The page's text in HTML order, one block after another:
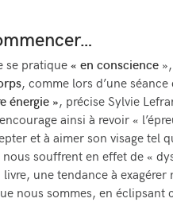
se pratique« en conscience
, comme lors d’une séance
énergie », précise Sylvie
ainsi à revoir «
et à aimer son visage tel
nous souffrent en effet de «
une tendance à
nous sommes, en éclipsant